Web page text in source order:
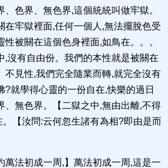
、色界、無色界,這個統統叫做牢獄。
在牢獄裡面,任何一個人,無法擺脫色受
被關在這個色身裡面,如鳥在。。。
,沒有自由份。我們的本性就是被關在
不見性,我們完全隨業而轉,就完全沒有
?就學得心靈的一份自在,快樂的過日
、無色界。【二獄之中,無由出離,不得
【汝問:云何忽生諸有為相?即由是而
萬法初成一周,】萬法初成一周,這是一